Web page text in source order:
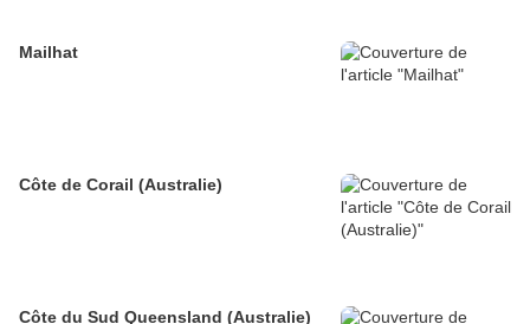
Mailhat
Côte de Corail (Australie)
Côte du Sud Queensland (Australie)